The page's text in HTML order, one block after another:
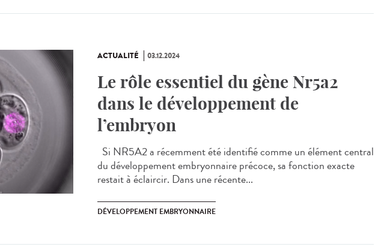
ACTUALITÉ 03.12.2024
Le rôle essentiel du gène Nr5a2
dans le développement de
l’embryon
Si NR5A2 a récemment été identifié comme un élément central
du développement embryonnaire précoce, sa fonction exacte
restait à éclaircir. Dans une récente...
DÉVELOPPEMENT EMBRYONNAIRE